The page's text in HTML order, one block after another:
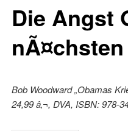
Die Angst
Bob Woodward „Obamas
24,99 â‚¬, DVA, ISBN: 978-